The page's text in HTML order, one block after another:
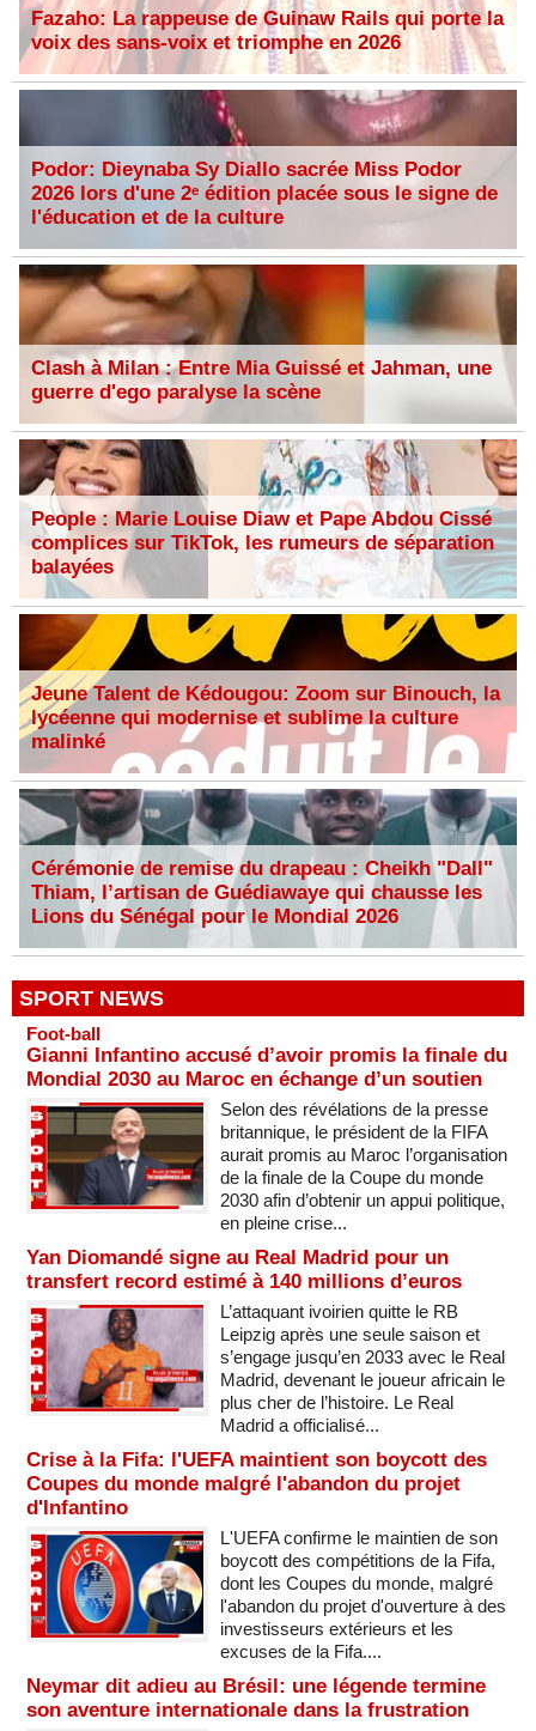
Fazaho: La rappeuse de Guinaw Rails qui porte la
voix des sans-voix et triomphe en 2026
Podor: Dieynaba Sy Diallo sacrée Miss Podor
2026 lors d'une 2ᵉ édition placée sous le signe de
l'éducation et de la culture
Clash à Milan : Entre Mia Guissé et Jahman, une
guerre d'ego paralyse la scène
People : Marie Louise Diaw et Pape Abdou Cissé
complices sur TikTok, les rumeurs de séparation
balayées
Jeune Talent de Kédougou: Zoom sur Binouch, la
lycéenne qui modernise et sublime la culture
malinké
Cérémonie de remise du drapeau : Cheikh "Dall"
Thiam, l’artisan de Guédiawaye qui chausse les
Lions du Sénégal pour le Mondial 2026
SPORT NEWS
Foot-ball
Gianni Infantino accusé d’avoir promis la finale du
Mondial 2030 au Maroc en échange d’un soutien
Selon des révélations de la presse
britannique, le président de la FIFA
aurait promis au Maroc l’organisation
de la finale de la Coupe du monde
2030 afin d’obtenir un appui politique,
en pleine crise...
Yan Diomandé signe au Real Madrid pour un
transfert record estimé à 140 millions d’euros
L’attaquant ivoirien quitte le RB
Leipzig après une seule saison et
s’engage jusqu’en 2033 avec le Real
Madrid, devenant le joueur africain le
plus cher de l’histoire. Le Real
Madrid a officialisé...
Crise à la Fifa: l'UEFA maintient son boycott des
Coupes du monde malgré l'abandon du projet
d'Infantino
L'UEFA confirme le maintien de son
boycott des compétitions de la Fifa,
dont les Coupes du monde, malgré
l'abandon du projet d'ouverture à des
investisseurs extérieurs et les
excuses de la Fifa....
Neymar dit adieu au Brésil: une légende termine
son aventure internationale dans la frustration